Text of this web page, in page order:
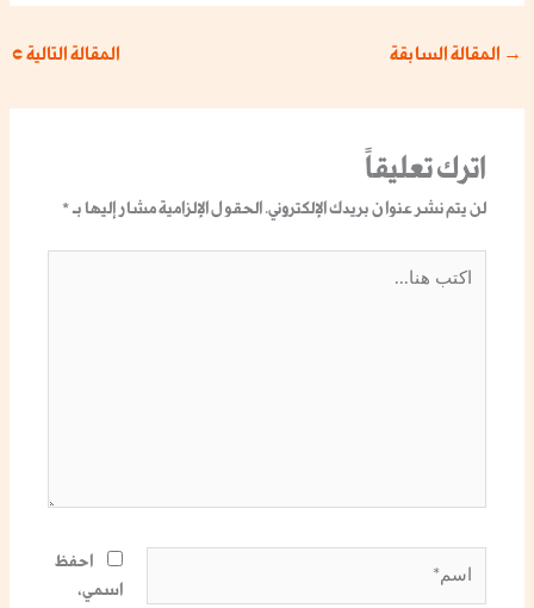
→ المقالة السابقة المقالة التالية ←
اترك تعليقاً
لن يتم نشر عنوان بريدك الإلكتروني. الحقول الإلزامية مشار إليها بـ *
احفظ
اسمي،